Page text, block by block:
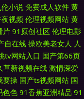
坛我爱我妻 久久高潮久久
网 超碰ad 九一福利影院
免费 欧美变态二区 91蓝
亚洲人在线网站 成人福利
小说 免费成人软件 黄
视频 伦理视频网站 黄
片91原创社区 伦理电影
自在线操欧美老女人 人
tv网站入口 国产第66页
草新视频在线 激情深爱
要操 国产ts视频网站 国
色色 91香蕉亚洲精品 91